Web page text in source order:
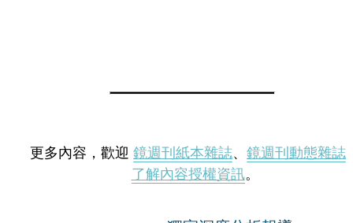
更多內容，歡迎 鏡週刊紙本雜誌、 鏡週刊動態雜誌
了解內容授權資訊。